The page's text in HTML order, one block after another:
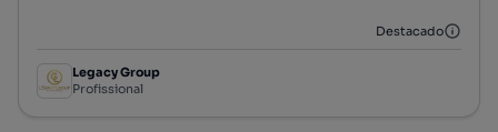
Destacado
Legacy Group
Profissional